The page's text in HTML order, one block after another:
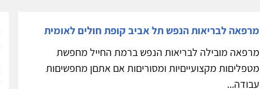
מרפאה לבריאות הנפש תל אביב קופת חולים לאומית
מרפאה מובילה לבריאות הנפש ברמת החייל מחפשת
מטפליםות מקצועייםיות ומסוריםות אם אתםן מחפשיםות
עבודה...